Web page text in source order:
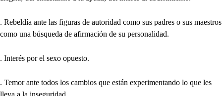
. Rebeldía ante las figuras de autoridad como sus padres o sus maestros
como una búsqueda de afirmación de su personalidad.
. Interés por el sexo opuesto.
. Temor ante todos los cambios que están experimentando lo que les
lleva a la inseguridad.